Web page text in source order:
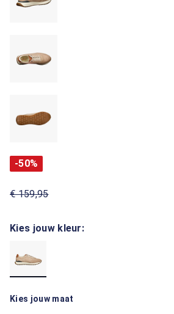
-50%
€ 159,95
Kies jouw kleur:
Kies jouw maat